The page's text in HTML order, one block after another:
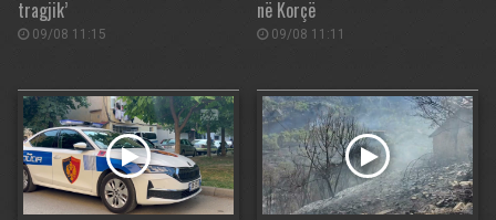
tragjik’
09/08 11:15
në Korçë
09/08 11:11